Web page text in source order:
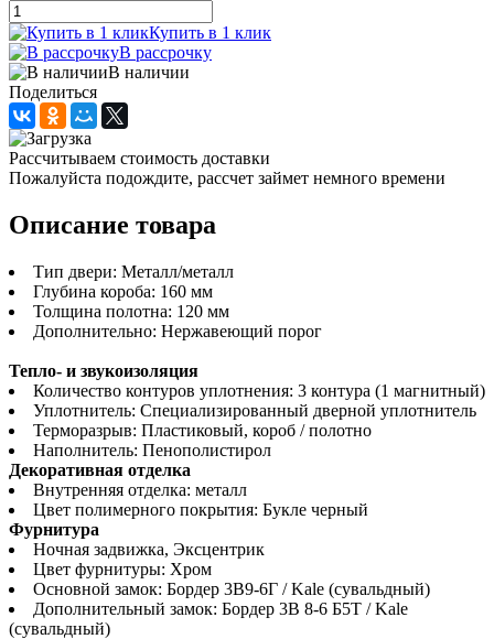
Купить в 1 клик
В рассрочку
В наличии
Поделиться
Рассчитываем стоимость доставки
Пожалуйста подождите, рассчет займет немного времени
Описание товара
Тип двери: Металл/металл
Глубина короба: 160 мм
Толщина полотна: 120 мм
Дополнительно: Нержавеющий порог
Тепло- и звукоизоляция
Количество контуров уплотнения: 3 контура (1 магнитный)
Уплотнитель: Специализированный дверной уплотнитель
Терморазрыв: Пластиковый, короб / полотно
Наполнитель: Пенополистирол
Декоративная отделка
Внутренняя отделка: металл
Цвет полимерного покрытия: Букле черный
Фурнитура
Ночная задвижка, Эксцентрик
Цвет фурнитуры: Хром
Основной замок: Бордер 3В9-6Г / Kale (сувальдный)
Дополнительный замок: Бордер 3В 8-6 Б5Т / Kale
(сувальдный)